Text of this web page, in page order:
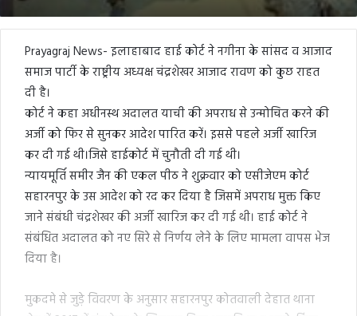
Prayagraj News- इलाहाबाद हाई कोर्ट ने नगीना के सांसद व आजाद
समाज पार्टी के राष्ट्रीय अध्यक्ष चंद्रशेखर आजाद रावण को कुछ राहत
दी है।
कोर्ट ने कहा अधीनस्थ अदालत याची की अपराध से उन्मोचित करने की
अर्जी को फिर से सुनकर आदेश पारित करें। इससे पहले अर्जी खारिज
कर दी गई थी।जिसे हाईकोर्ट में चुनौती दी गई थी।
न्यायमूर्ति समीर जैन की एकल पीठ ने शुक्रवार को एसीजेएम कोर्ट
सहारनपुर के उस आदेश को रद कर दिया है जिसमें अपराध मुक्त किए
जाने संबंधी चंद्रशेखर की अर्जी खारिज कर दी गई थी। हाई कोर्ट ने
संबंधित अदालत को नए सिरे से निर्णय लेने के लिए मामला वापस भेज
दिया है।
मुकदमे से जुड़े विवरण के अनुसार सहारनपुर कोतवाली देहात थाना